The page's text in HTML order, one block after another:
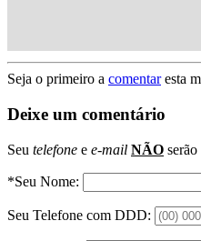
Seja o primeiro a comentaresta
Deixe um comentário
Seu telefone e e-mail NÃO
*Seu Nome:
Seu Telefone com DDD: